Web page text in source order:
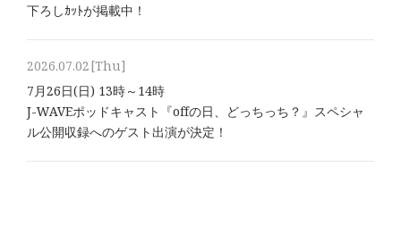
下ろしｶｯﾄが掲載中！
2026.07.02[Thu]
7月26日(日) 13時～14時
J-WAVEポッドキャスト『offの日、どっちっち？』スペシャ
ル公開収録へのゲスト出演が決定！